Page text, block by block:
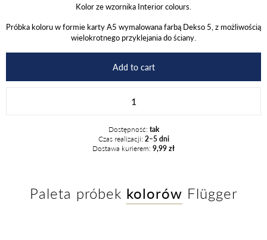
Kolor ze wzornika Interior colours.
Próbka koloru w formie karty A5 wymalowana farbą Dekso 5, z możliwością
wielokrotnego przyklejania do ściany.
Add to cart
Dostępność: tak
Czas realizacji: 2–5 dni
Dostawa kurierem: 9,99 zł
Paleta próbek kolorów Flügger